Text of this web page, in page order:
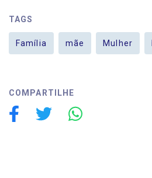
TAGS
Família mãe Mulher
COMPARTILHE